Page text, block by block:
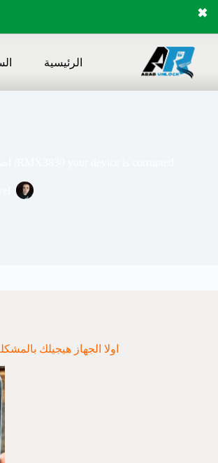
✖
المحتوى
الرئيسية
اولا الجهاز هيجيلك